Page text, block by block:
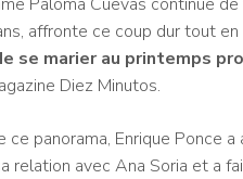
affronte ce coup dur tout
se marier au printemps
Diez Minutos.
ce panorama, Enrique Ponce
relation avec Ana Soria et a